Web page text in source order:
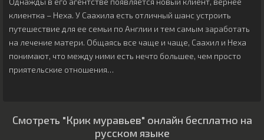
клиентка – Неха. У Саахила есть отличный шанс устроить
путешествие для ее семьи по Англии и тем самым заработать
на лечение матери. Общаясь все чаще и чаще, Саахил и Неха
понимают, что между ними есть нечто большее, чем просто
приятельские отношения…
Смотреть "Крик муравьев" онлайн бесплатно на
русском языке